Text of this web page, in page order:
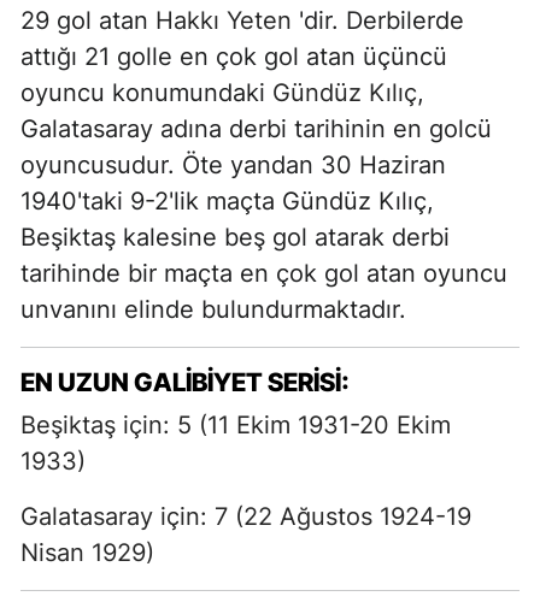
29 gol atan Hakkı Yeten 'dir. Derbilerde
attığı 21 golle en çok gol atan üçüncü
oyuncu konumundaki Gündüz Kılıç,
Galatasaray adına derbi tarihinin en golcü
oyuncusudur. Öte yandan 30 Haziran
1940'taki 9-2'lik maçta Gündüz Kılıç,
Beşiktaş kalesine beş gol atarak derbi
tarihinde bir maçta en çok gol atan oyuncu
unvanını elinde bulundurmaktadır.
EN UZUN GALIBIYET SERISI:
Beşiktaş için: 5 (11 Ekim 1931-20 Ekim
1933)
Galatasaray için: 7 (22 Ağustos 1924-19
Nisan 1929)